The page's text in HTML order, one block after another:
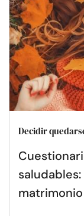
Decidir
matrimonio